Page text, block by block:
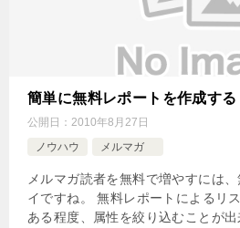
簡単に無料レポートを作成す
公開日： 2010年8月27日
ノウハウ
メルマガ
メルマガ読者を無料で増やすには
イですね。 無料レポートによるリ
ある程度、属性を絞り込むことが